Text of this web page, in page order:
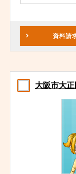
資料請
大阪市大